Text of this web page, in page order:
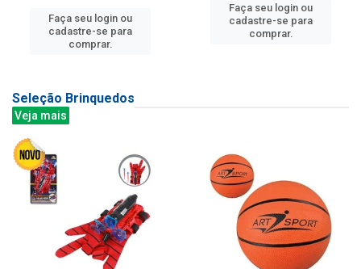
Faça seu login ou
cadastre-se para
comprar.
Faça seu login ou
cadastre-se para
comprar.
Seleção Brinquedos
Veja mais